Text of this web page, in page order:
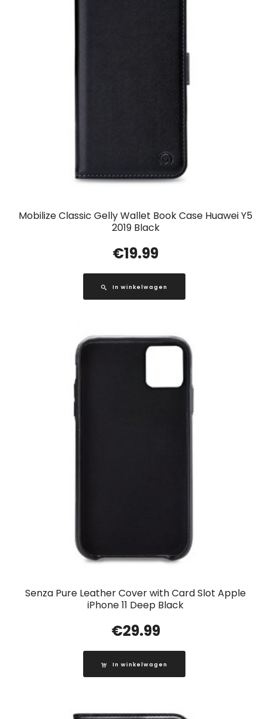
Mobilize Classic Gelly Wallet Book Case Huawei Y5
2019 Black
€19.99
In winkelwagen
Senza Pure Leather Cover with Card Slot Apple
iPhone 11 Deep Black
€29.99
In winkelwagen